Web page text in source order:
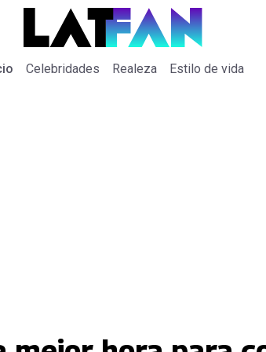
Celebridades Realeza Estilo de vida